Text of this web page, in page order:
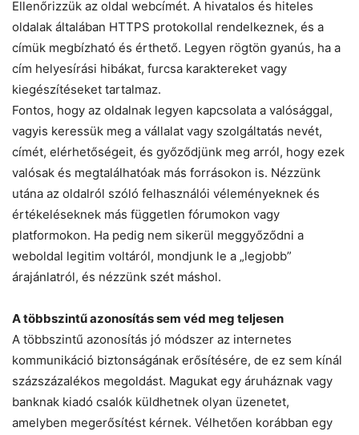
Ellenőrizzük az oldal webcímét. A hivatalos és hiteles
oldalak általában HTTPS protokollal rendelkeznek, és a
címük megbízható és érthető. Legyen rögtön gyanús, ha a
cím helyesírási hibákat, furcsa karaktereket vagy
kiegészítéseket tartalmaz.
Fontos, hogy az oldalnak legyen kapcsolata a valósággal,
vagyis keressük meg a vállalat vagy szolgáltatás nevét,
címét, elérhetőségeit, és győződjünk meg arról, hogy ezek
valósak és megtalálhatóak más forrásokon is. Nézzünk
utána az oldalról szóló felhasználói véleményeknek és
értékeléseknek más független fórumokon vagy
platformokon. Ha pedig nem sikerül meggyőződni a
weboldal legitim voltáról, mondjunk le a „legjobb”
árajánlatról, és nézzünk szét máshol.
A többszintű azonosítás sem véd meg teljesen
A többszintű azonosítás jó módszer az internetes
kommunikáció biztonságának erősítésére, de ez sem kínál
százszázalékos megoldást. Magukat egy áruháznak vagy
banknak kiadó csalók küldhetnek olyan üzenetet,
amelyben megerősítést kérnek. Vélhetően korábban egy